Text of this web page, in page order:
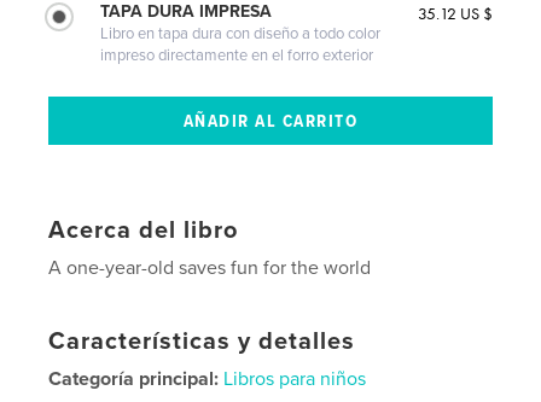
TAPA DURA IMPRESA
Libro en tapa dura con diseño a todo color
impreso directamente en el forro exterior
35.12 US $
Acerca del libro
A one-year-old saves fun for the world
Características y detalles
Categoría principal: Libros para niños